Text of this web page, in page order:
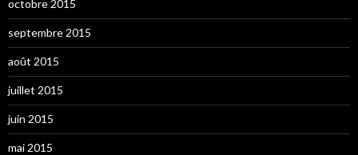
octobre 2015
septembre 2015
août 2015
juillet 2015
juin 2015
mai 2015